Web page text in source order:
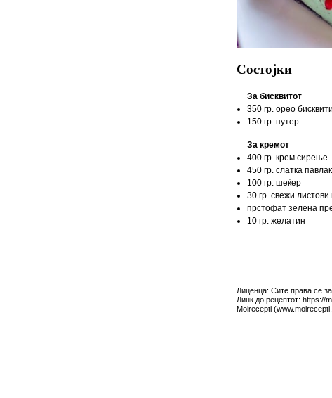
Состојки
За бисквитот
350 гр. орео бисквити
150 гр. путер
За кремот
400 гр. крем сирење
450 гр. слатка
100 гр. шеќер
30 гр. свежи листови
прстофат зелена
10 гр. желатин
Лиценца: Сите права се
Линк до рецептот: https://
Moirecepti